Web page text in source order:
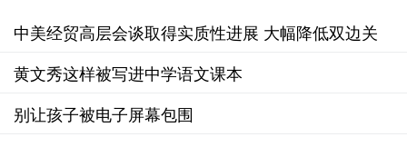
中美经贸高层会谈取得实质性进展 大幅降低双边关
税水平
黄文秀这样被写进中学语文课本
别让孩子被电子屏幕包围